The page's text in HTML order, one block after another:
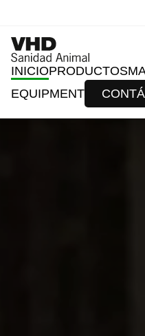
INICIOPRODUCTOS
EQUIPMENT